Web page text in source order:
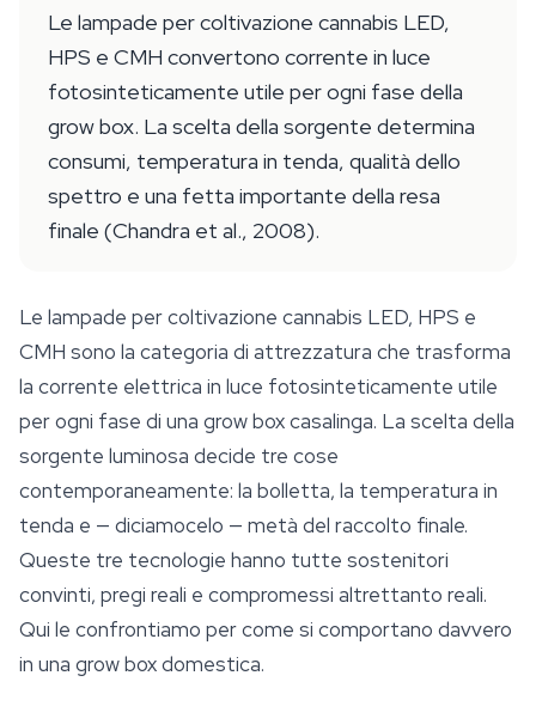
Le lampade per coltivazione cannabis LED,
HPS e CMH convertono corrente in luce
fotosinteticamente utile per ogni fase della
grow box. La scelta della sorgente determina
consumi, temperatura in tenda, qualità dello
spettro e una fetta importante della resa
finale (Chandra et al., 2008).
Le lampade per coltivazione cannabis LED, HPS e
CMH sono la categoria di attrezzatura che trasforma
la corrente elettrica in luce fotosinteticamente utile
per ogni fase di una grow box casalinga. La scelta della
sorgente luminosa decide tre cose
contemporaneamente: la bolletta, la temperatura in
tenda e — diciamocelo — metà del raccolto finale.
Queste tre tecnologie hanno tutte sostenitori
convinti, pregi reali e compromessi altrettanto reali.
Qui le confrontiamo per come si comportano davvero
in una grow box domestica.